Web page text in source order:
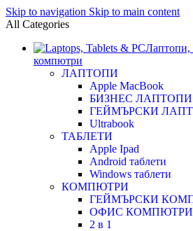
Skip to navigation Skip to main content
All Categories
Лаптопи,
компютри
ЛАПТОПИ
Apple MacBook
БИЗНЕС ЛАПТОПИ
ГЕЙМЪРСКИ
Ultrabook
ТАБЛЕТИ
Apple Ipad
Android таблети
Windows таблети
КОМПЮТРИ
ГЕЙМЪРСКИ
ОФИС КОМПЮТРИ
2 в 1